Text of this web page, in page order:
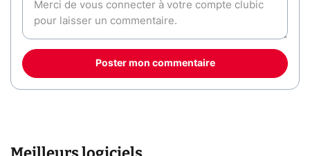
Poster mon commentaire